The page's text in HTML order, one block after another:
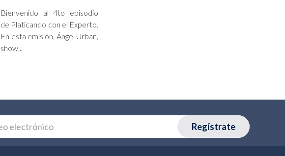
Bienvenido al 4to episodio
de Platicando con el Experto.
En esta emisión, Ángel Urban,
show...
Regístrate